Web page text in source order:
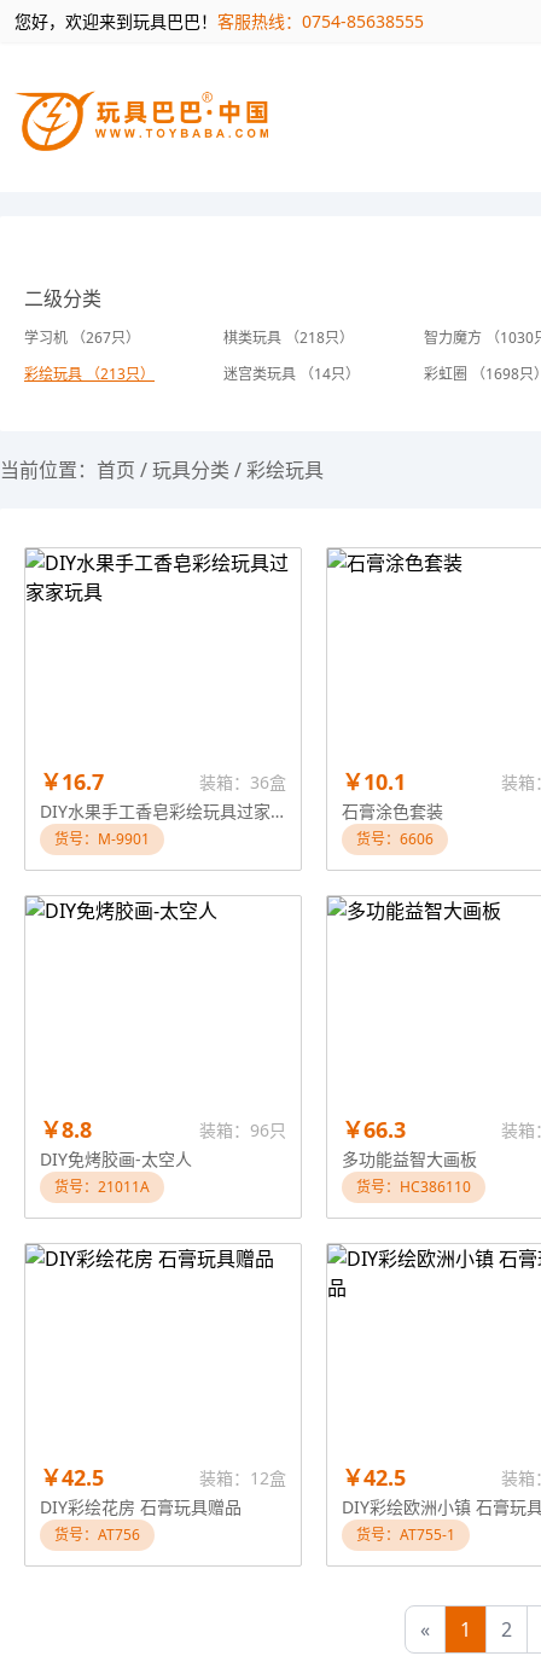
您好，欢迎来到玩具巴巴！ 客服热线：0754-85638555
二级分类
学习机 （267只） 棋类玩具 （218只）
智力魔方 （1030
彩绘玩具 （213只）
迷宫类玩具 （14只） 彩虹圈 （1698只
当前位置： 首页 /玩具分类 /彩绘玩具
￥16.7
装箱：36盒
DIY水果手工香皂彩绘玩具过家家玩具
货号：M-9901
￥10.1
装箱
石膏涂色套装
货号：6606
￥8.8
装箱：96只
DIY免烤胶画-太空人
货号：21011A
￥66.3
装箱
多功能益智大画板
货号：HC386110
￥42.5
装箱：12盒
DIY彩绘花房 石膏玩具赠品
货号：AT756
￥42.5
装箱
DIY彩绘欧洲小镇 石膏玩
货号：AT755-1
« 1 2